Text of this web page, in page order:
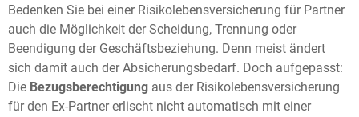
Bedenken Sie bei einer Risikolebensversicherung für Partner
auch die Möglichkeit der Scheidung, Trennung oder
Beendigung der Geschäftsbeziehung. Denn meist ändert
sich damit auch der Absicherungsbedarf. Doch aufgepasst:
Die Bezugsberechtigung aus der Risikolebensversicherung
für den Ex-Partner erlischt nicht automatisch mit einer